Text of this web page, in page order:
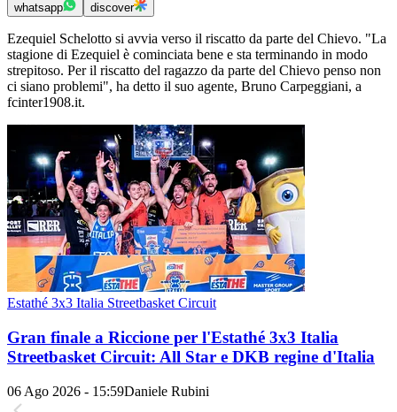
whatsapp discover
Ezequiel Schelotto si avvia verso il riscatto da parte del Chievo. "La
stagione di Ezequiel è cominciata bene e sta terminando in modo
strepitoso. Per il riscatto del ragazzo da parte del Chievo penso non
ci siano problemi", ha detto il suo agente, Bruno Carpeggiani, a
fcinter1908.it.
Estathé 3x3 Italia Streetbasket Circuit
Gran finale a Riccione per l'Estathé 3x3 Italia
Streetbasket Circuit: All Star e DKB regine d'Italia
06 Ago 2026 - 15:59Daniele Rubini